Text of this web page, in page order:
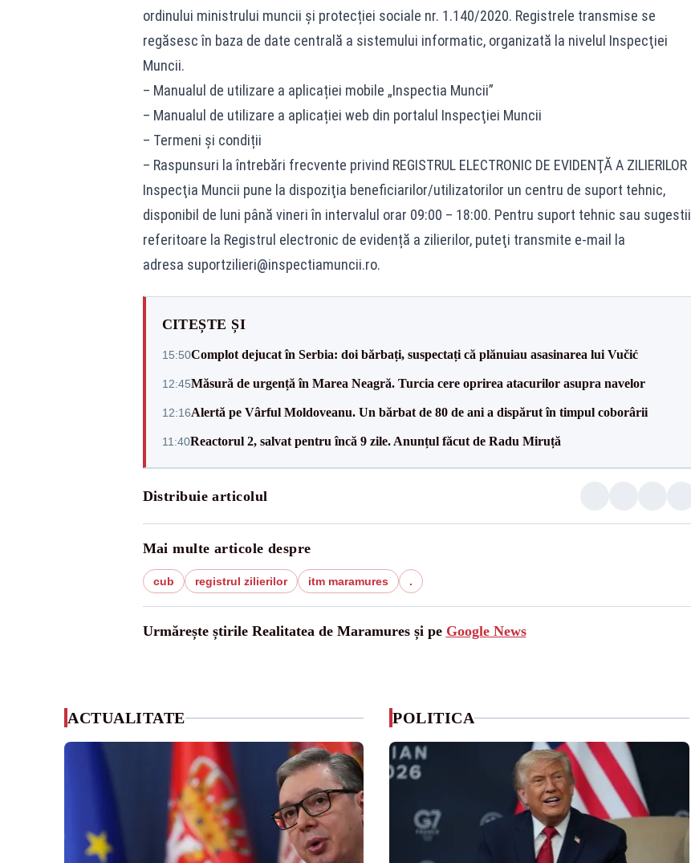
ordinului ministrului muncii și protecției sociale nr. 1.140/2020. Registrele transmise se
regăsesc în baza de date centrală a sistemului informatic, organizată la nivelul Inspecţiei
Muncii.
– Manualul de utilizare a aplicației mobile „Inspectia Muncii”
– Manualul de utilizare a aplicației web din portalul Inspecţiei Muncii
– Termeni și condiții
– Raspunsuri la întrebări frecvente privind REGISTRUL ELECTRONIC DE EVIDENŢĂ A ZILIERILOR
Inspecţia Muncii pune la dispoziţia beneficiarilor/utilizatorilor un centru de suport tehnic,
disponibil de luni până vineri în intervalul orar 09:00 – 18:00. Pentru suport tehnic sau sugestii
referitoare la Registrul electronic de evidență a zilierilor, puteţi transmite e-mail la
adresa suportzilieri@inspectiamuncii.ro.
CITEȘTE ȘI
15:50Complot dejucat în Serbia: doi bărbați, suspectați că plănuiau asasinarea lui Vučić
12:45Măsură de urgență în Marea Neagră. Turcia cere oprirea atacurilor asupra navelor
12:16Alertă pe Vârful Moldoveanu. Un bărbat de 80 de ani a dispărut în timpul coborârii
11:40Reactorul 2, salvat pentru încă 9 zile. Anunțul făcut de Radu Miruță
Distribuie articolul
Mai multe articole despre
cub registrul zilierilor itm maramures .
Urmărește știrile Realitatea de Maramures și pe Google News
ACTUALITATE POLITICA